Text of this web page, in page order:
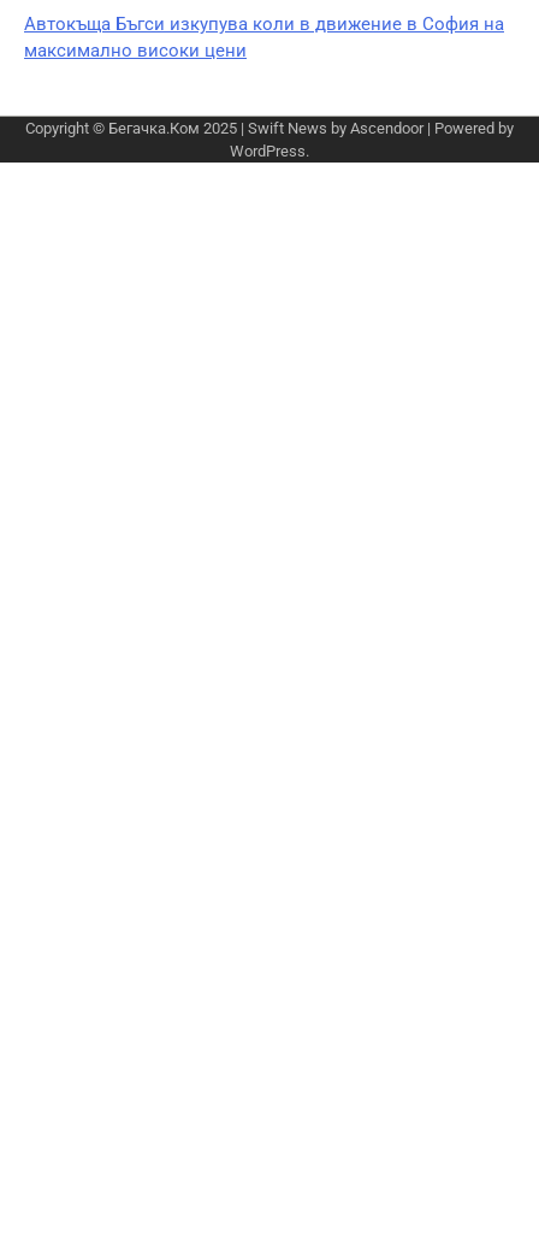
Автокъща Бъгси изкупува коли в движение в София на
максимално високи цени
Copyright © Бегачка.Ком 2025 | Swift News by Ascendoor| Powered by
WordPress.